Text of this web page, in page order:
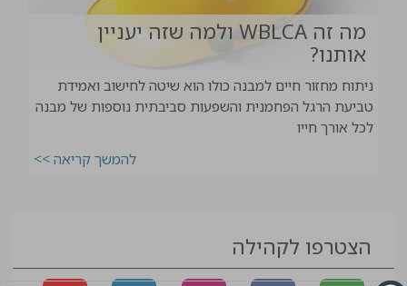
מה זה WBLCA ולמה שזה יעניין
אותנו?
ניתוח מחזור חיים למבנה כולו הוא שיטה לחישוב ואמידת
טביעת הרגל הפחמנית והשפעות סביבתית נוספות של מבנה
לכל אורך חייו
להמשך קריאה >>
הצטרפו לקהילה